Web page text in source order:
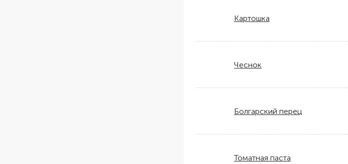
Картошка
Чеснок
Болгарский перец
Томатная паста